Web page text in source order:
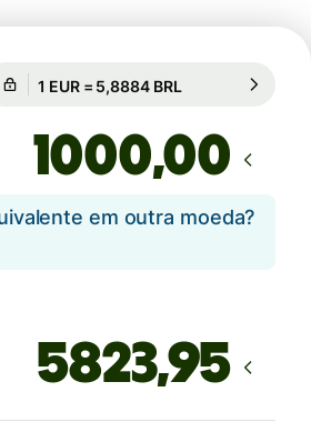
Câmbio garantido por 82h
,00
em outra moeda?